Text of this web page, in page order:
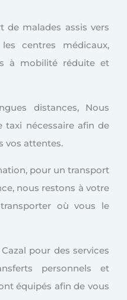
de malades assis vers
centres médicaux,
à mobilité réduite et
distances, Nous
taxi nécessaire afin de
vos attentes.
pour un transport
nous restons à votre
où vous le
pour des services
personnels et
équipés afin de vous